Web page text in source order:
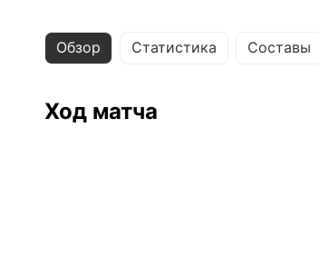
Обзор Статистика Составы
Ход матча